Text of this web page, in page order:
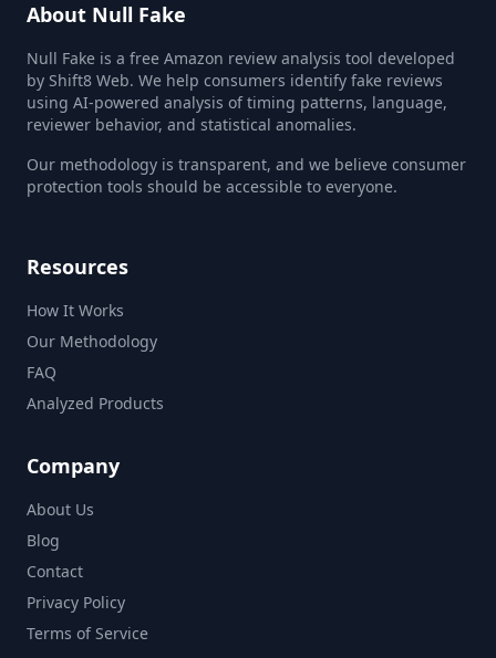
About Null Fake
Null Fake is a free Amazon review analysis tool developed
by Shift8 Web. We help consumers identify fake reviews
using AI-powered analysis of timing patterns, language,
reviewer behavior, and statistical anomalies.
Our methodology is transparent, and we believe consumer
protection tools should be accessible to everyone.
Resources
How It Works
Our Methodology
FAQ
Analyzed Products
Company
About Us
Blog
Contact
Privacy Policy
Terms of Service